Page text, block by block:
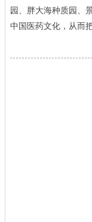
园、胖大海种质园、
中国医药文化，从而